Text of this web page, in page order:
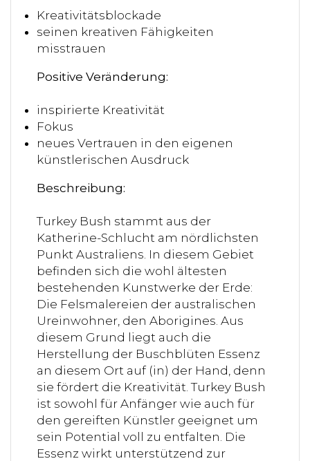
Kreativitätsblockade
seinen kreativen Fähigkeiten
misstrauen
Positive Veränderung:
inspirierte Kreativität
Fokus
neues Vertrauen in den eigenen
künstlerischen Ausdruck
Beschreibung:
Turkey Bush stammt aus der
Katherine-Schlucht am nördlichsten
Punkt Australiens. In diesem Gebiet
befinden sich die wohl ältesten
bestehenden Kunstwerke der Erde:
Die Felsmalereien der australischen
Ureinwohner, den Aborigines. Aus
diesem Grund liegt auch die
Herstellung der Buschblüten Essenz
an diesem Ort auf (in) der Hand, denn
sie fördert die Kreativität. Turkey Bush
ist sowohl für Anfänger wie auch für
den gereiften Künstler geeignet um
sein Potential voll zu entfalten. Die
Essenz wirkt unterstützend zur